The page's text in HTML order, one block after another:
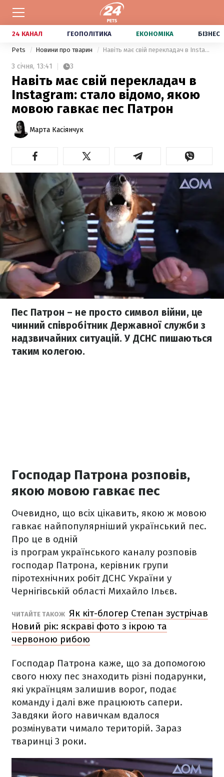
24 КАНАЛ ГЕОПОЛІТИКА ЕКОНОМІКА БІЗНЕС
Pets Новини про тварин Навіть має свій перекладач в Instagram: стало відомо, якою мовою гавкає пес Патрон
3 січня, 13:41 3
Навіть має свій перекладач в
Instagram: стало відомо, якою
мовою гавкає пес Патрон
Марта Касіянчук
Пес Патрон – не просто символ війни, це
чинний співробітник Державної служби з
надзвичайних ситуацій. У ДСНС пишаються
таким колегою.
Господар Патрона розповів,
якою мовою гавкає пес
Очевидно, що всіх цікавить, якою ж мовою
гавкає найпопулярніший український пес.
Про це в одній
із програм українського каналу розповів
господар Патрона, керівник групи
піротехнічних робіт ДСНС України у
Чернігівській області Михайло Ільєв.
ЧИТАЙТЕ ТАКОЖ Як кіт-блогер Степан зустрічав
Новий рік: яскраві фото з ікрою та
червоною рибою
Господар Патрона каже, що за допомогою
свого нюху пес знаходить різні подарунки,
які українцям залишив ворог, подає
команду і далі вже працюють сапери.
Завдяки його навичкам вдалося
розмінувати чимало територій. Зараз
тваринці 3 роки.